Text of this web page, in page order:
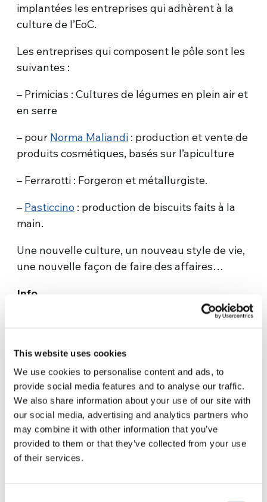
This website uses cookies
We use cookies to personalise content and ads, to
provide social media features and to analyse our traffic.
We also share information about your use of our site with
our social media, advertising and analytics partners who
may combine it with other information that you’ve
provided to them or that they’ve collected from your use
of their services.
implantées les entreprises qui adhèrent à la
culture de l’EoC.
Les entreprises qui composent le pôle sont les
suivantes :
– Primicias : Cultures de légumes en plein air et
en serre
– pour Norma Maliandi : production et vente de
produits cosmétiques, basés sur l’apiculture
– Ferrarotti : Forgeron et métallurgiste.
– Pasticcino : production de biscuits faits à la
main.
Une nouvelle culture, un nouveau style de vie,
une nouvelle façon de faire des affaires…
Info
Aedec. Asociación de Empresas adheridas a la
secretaria@aedec.org.ar
Nouvelles connexes
La cassa del cielo si apre